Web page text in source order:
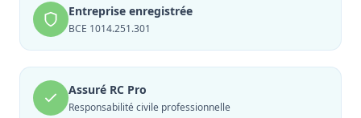
Entreprise enregistrée
BCE 1014.251.301
Assuré RC Pro
Responsabilité civile professionnelle